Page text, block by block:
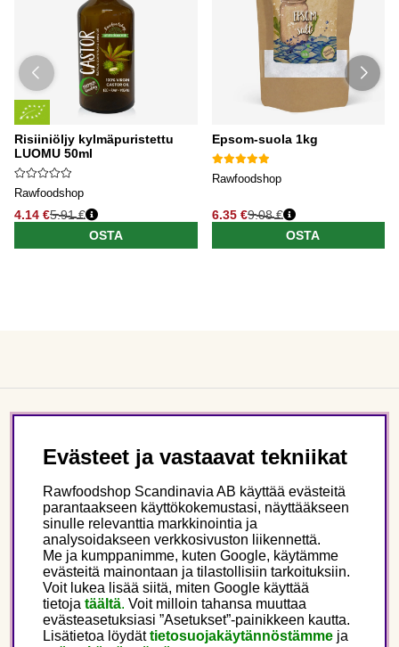
Risiiniöljy kylmäpuristettu
LUOMU 50ml
Rawfoodshop
4.14 €5.91 €
OSTA
Epsom-suola 1kg
Rawfoodshop
6.35 €9.08 €
OSTA
Seuraa meitä
Tämä on Rawfoodshop
Finland
Evästeet ja vastaavat tekniikat
Rawfoodshop Scandinavia AB käyttää evästeitä
parantaakseen käyttökokemustasi, näyttääkseen
sinulle relevanttia markkinointia ja
analysoidakseen verkkosivuston liikennettä.
Me ja kumppanimme, kuten Google, käytämme
evästeitä mainontaan ja tilastollisiin tarkoituksiin.
Voit lukea lisää siitä, miten Google käyttää
tietoja täältä. Voit milloin tahansa muuttaa
evästeasetuksiasi ”Asetukset”-painikkeen kautta.
Lisätietoa löydättietosuojakäytännöstämme ja